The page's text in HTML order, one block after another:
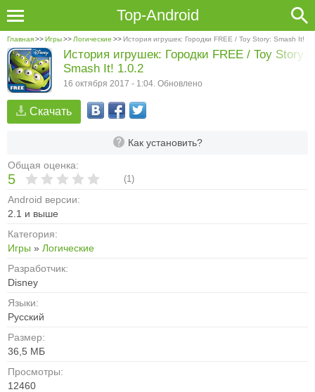
Top-Android
Главная>>Игры>> Логические >> История игрушек: Городки FREE / Toy Story: Smash It!
Скачать
Как установить?
Общая оценка:
5 (1)
Android версии:
2.1 и выше
Категория:
Игры » Логические
Разработчик:
Disney
Языки:
Русский
Размер:
36,5 MБ
Просмотры:
12460
История игрушек: Городки FREE / Toy Story:
Smash It! 1.0.2
16 октября 2017 - 1:04. Обновлено